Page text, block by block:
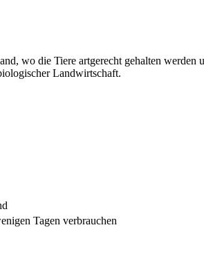
wo die Tiere artgerecht gehalten
Landwirtschaft.
Tagen verbrauchen